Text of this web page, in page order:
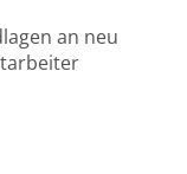
an neu